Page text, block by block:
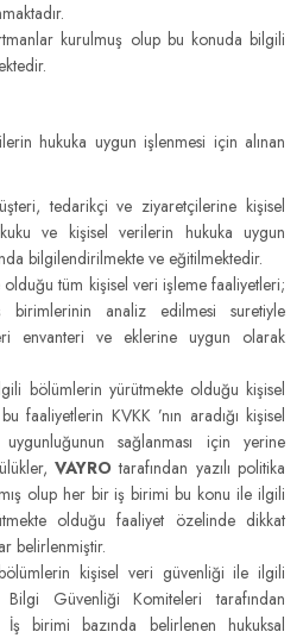
kurulmuş olup bu konuda bilgili
hukuka uygun işlenmesi için alınan
tedarikçi ve ziyaretçilerine kişisel
ve kişisel verilerin hukuka uygun
bilgilendirilmekte ve eğitilmektedir.
olduğu tüm kişisel veri işleme faaliyetleri;
analiz edilmesi suretiyle
envanteri ve eklerine uygun olarak
bölümlerin yürütmekte olduğu kişisel
faaliyetlerin KVKK ’nın aradığı kişisel
sağlanması için yerine
VAYRO tarafından yazılı politika
olup her bir iş birimi bu konu ile ilgili
olduğu faaliyet özelinde dikkat
belirlenmiştir.
kişisel veri güvenliği ile ilgili
Güvenliği Komiteleri tarafından
birimi bazında belirlenen hukuksal